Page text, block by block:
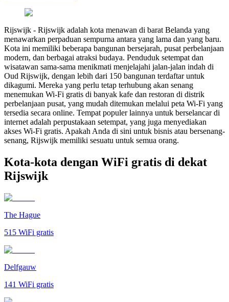
Rijswijk - Rijswijk adalah kota menawan di barat Belanda yang
menawarkan perpaduan sempurna antara yang lama dan yang baru.
Kota ini memiliki beberapa bangunan bersejarah, pusat perbelanjaan
modern, dan berbagai atraksi budaya. Penduduk setempat dan
wisatawan sama-sama menikmati menjelajahi jalan-jalan indah di
Oud Rijswijk, dengan lebih dari 150 bangunan terdaftar untuk
dikagumi. Mereka yang perlu tetap terhubung akan senang
menemukan Wi-Fi gratis di banyak kafe dan restoran di distrik
perbelanjaan pusat, yang mudah ditemukan melalui peta Wi-Fi yang
tersedia secara online. Tempat populer lainnya untuk berselancar di
internet adalah perpustakaan setempat, yang juga menyediakan
akses Wi-Fi gratis. Apakah Anda di sini untuk bisnis atau bersenang-
senang, Rijswijk memiliki sesuatu untuk semua orang.
Kota-kota dengan WiFi gratis di dekat
Rijswijk
The Hague
515 WiFi gratis
Delfgauw
141 WiFi gratis